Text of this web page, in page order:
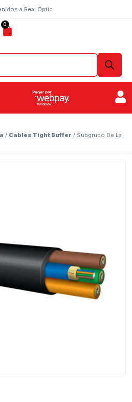
a Real Optic
0
/ Cables Tight Buffer / Subgrupo De La